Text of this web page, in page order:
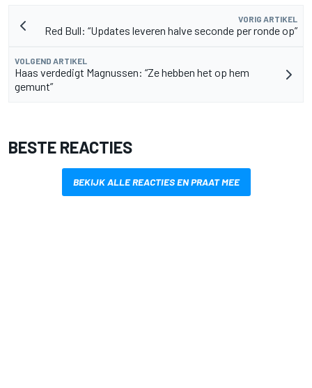
VORIG ARTIKEL
Red Bull: “Updates leveren halve seconde per ronde op”
VOLGEND ARTIKEL
Haas verdedigt Magnussen: “Ze hebben het op hem
gemunt”
BESTE REACTIES
BEKIJK ALLE REACTIES EN PRAAT MEE